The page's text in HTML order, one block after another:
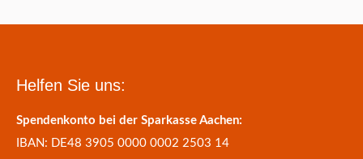
Helfen Sie uns:
Spendenkonto bei der Sparkasse Aachen:
IBAN: DE48 3905 0000 0002 2503 14